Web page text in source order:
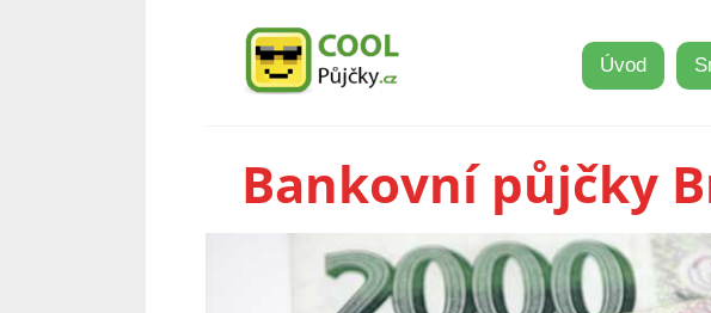
Úvod
Bankovní půjčky